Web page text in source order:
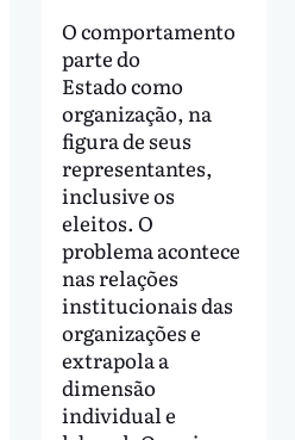
O comportamento
parte do
Estado como
organização, na
figura de seus
representantes,
inclusive os
eleitos. O
problema acontece
nas relações
institucionais das
organizações e
extrapola a
dimensão
individual e